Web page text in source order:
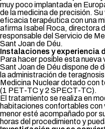
muy poco implantada en
de la medicina de precisión.
eficacia terapéutica con una
afirma Isabel Roca, directora
responsable del Servicio de
Sant Joan de Déu.
Instalaciones y experiencia
Para hacer posible esta
Sant Joan de Déu dispone de
la administración de
Medicina Nuclear dotado con
(1 PET-TC y 2 SPECT-TC).
El tratamiento se realiza en
habitaciones confortables con
menor esté acompañado por
horas del procedimiento y